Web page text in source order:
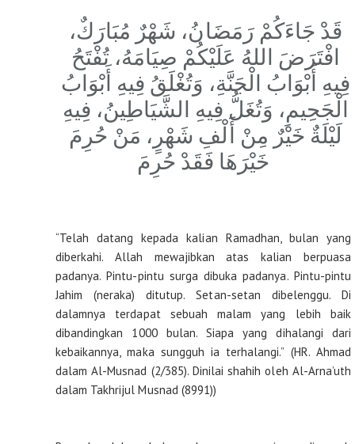
ﺧَﻴْﺮَﻫَﺎ ﻓَﻘَﺪْ ﺣُﺮِﻡَ
“Telah datang kepada kalian Ramadhan, bulan yang
diberkahi. Allah mewajibkan atas kalian berpuasa
padanya. Pintu-pintu surga dibuka padanya. Pintu-pintu
Jahim (neraka) ditutup. Setan-setan dibelenggu. Di
dalamnya terdapat sebuah malam yang lebih baik
dibandingkan 1000 bulan. Siapa yang dihalangi dari
kebaikannya, maka sungguh ia terhalangi.” (HR. Ahmad
dalam Al-Musnad (2/385). Dinilai shahih oleh Al-Arna’uth
dalam Takhrijul Musnad (8991))